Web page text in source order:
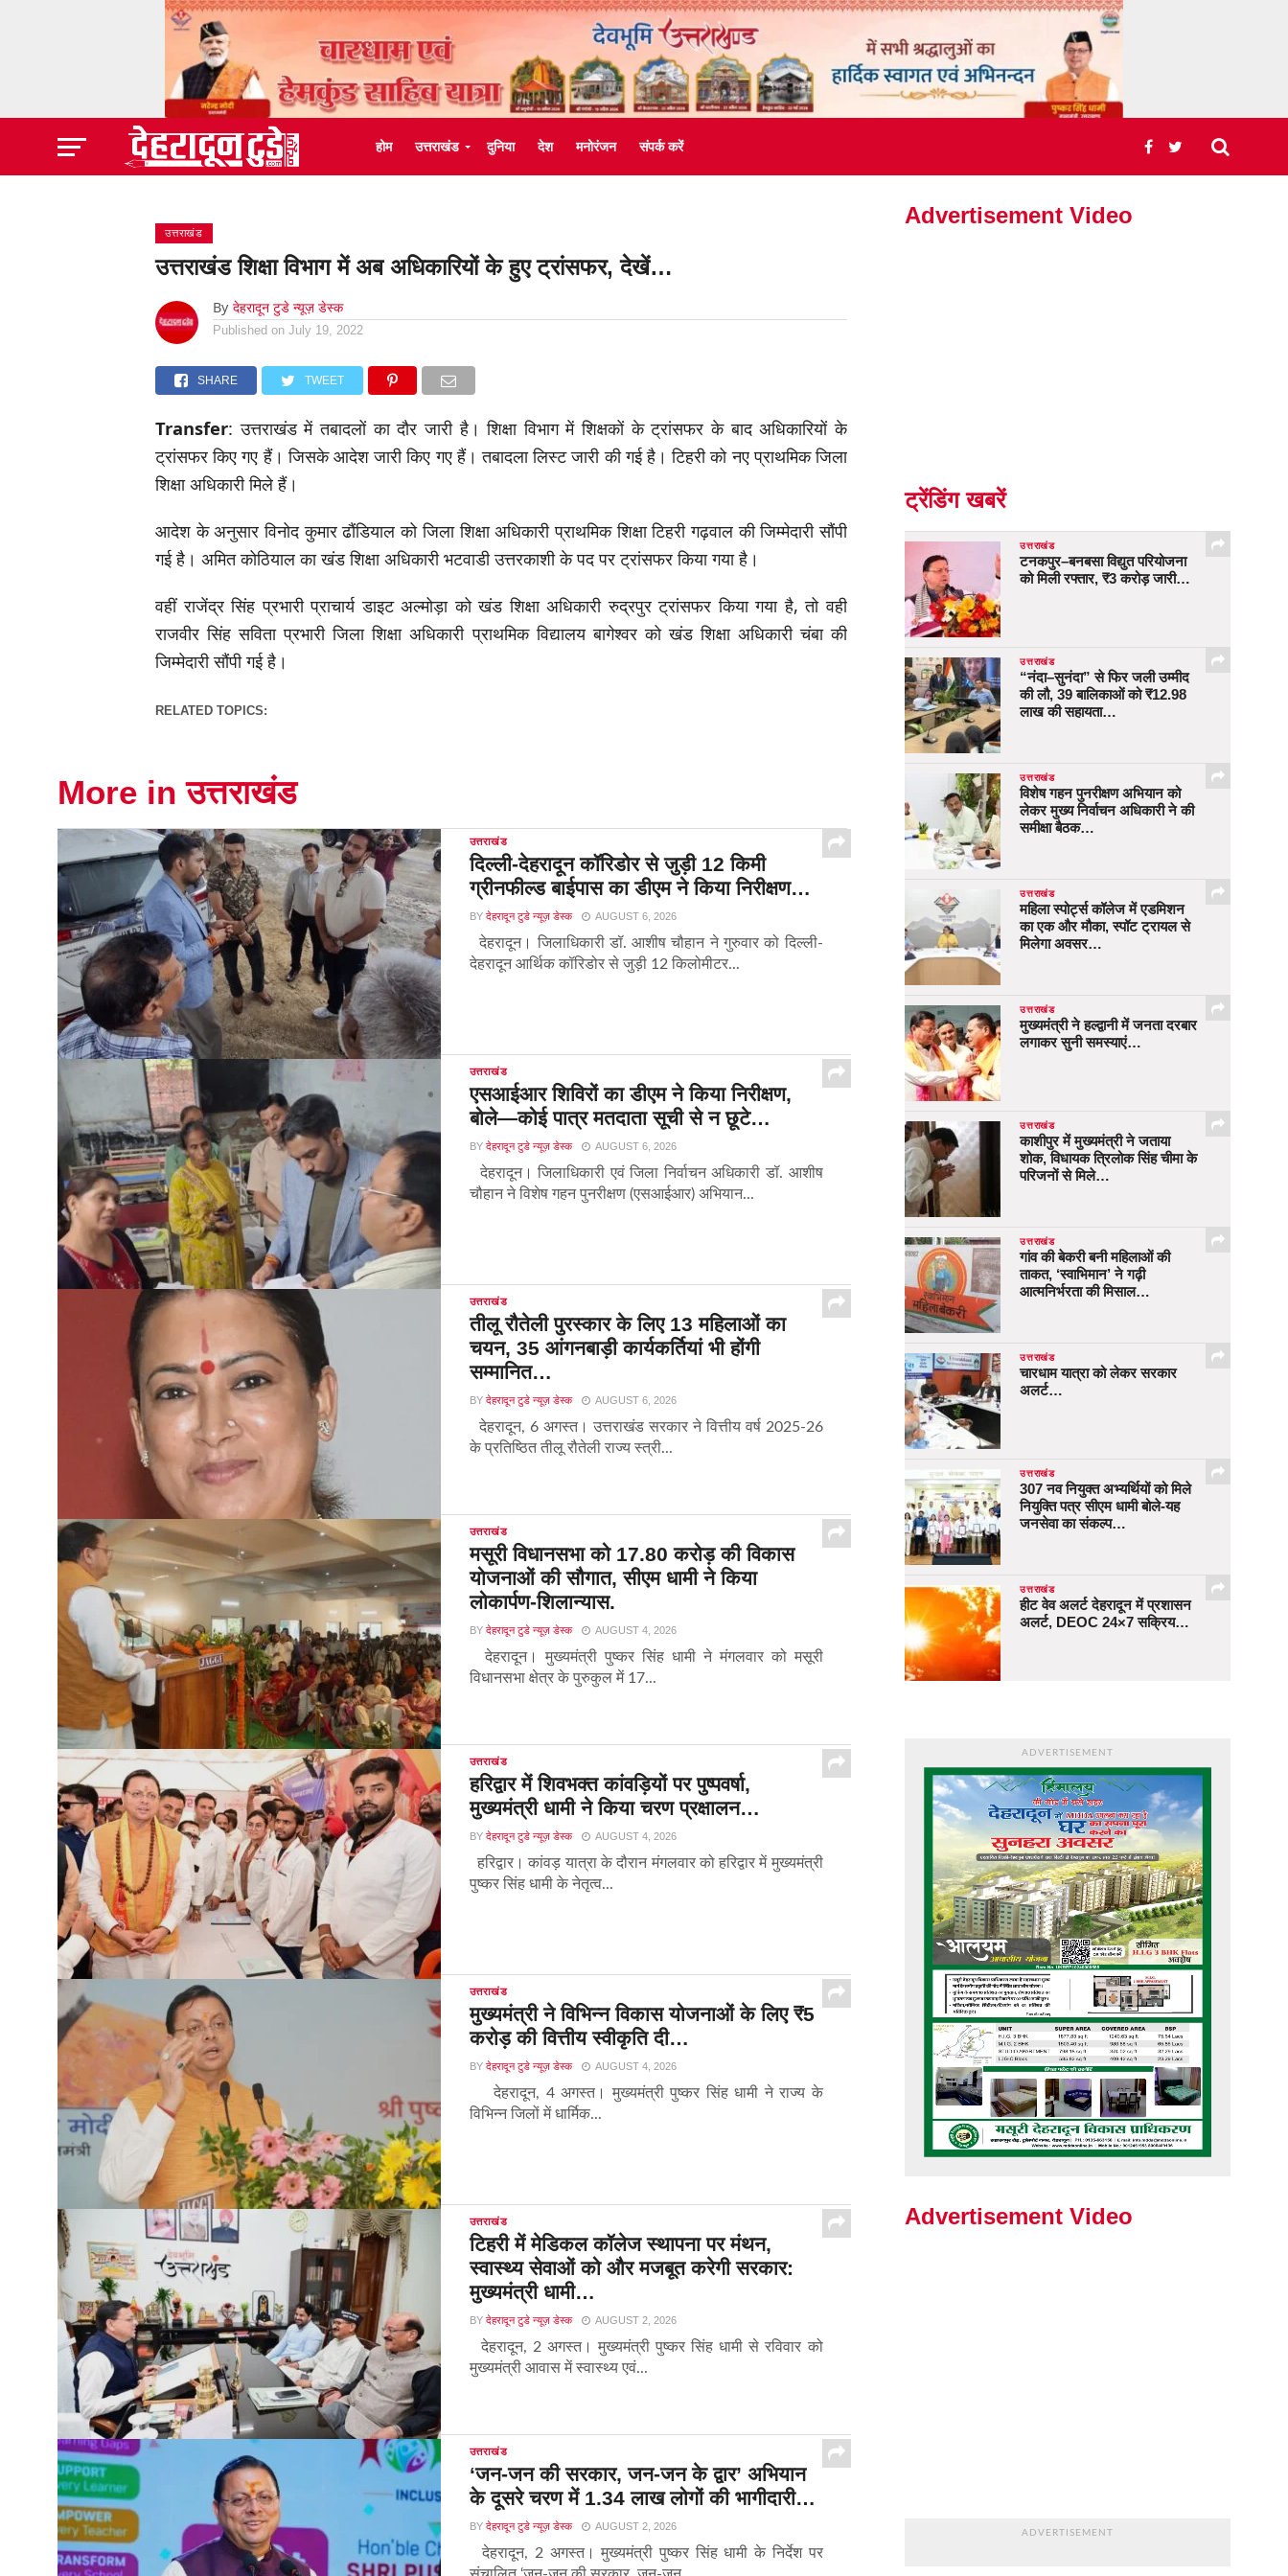
होम उत्तराखंड दुनिया देश मनोरंजन संपर्क करें
उत्तराखंड
उत्तराखंड शिक्षा विभाग में अब अधिकारियों के हुए ट्रांसफर, देखें…
By देहरादून टुडे न्यूज़ डेस्क
Published on July 19, 2022
SHARE TWEET
Transfer: उत्तराखंड में तबादलों का दौर जारी है। शिक्षा विभाग में शिक्षकों के ट्रांसफर के बाद अधिकारियों के
ट्रांसफर किए गए हैं। जिसके आदेश जारी किए गए हैं। तबादला लिस्ट जारी की गई है। टिहरी को नए प्राथमिक जिला
शिक्षा अधिकारी मिले हैं।
आदेश के अनुसार विनोद कुमार ढौंडियाल को जिला शिक्षा अधिकारी प्राथमिक शिक्षा टिहरी गढ़वाल की जिम्मेदारी सौंपी
गई है। अमित कोठियाल का खंड शिक्षा अधिकारी भटवाडी उत्तरकाशी के पद पर ट्रांसफर किया गया है।
वहीं राजेंद्र सिंह प्रभारी प्राचार्य डाइट अल्मोड़ा को खंड शिक्षा अधिकारी रुद्रपुर ट्रांसफर किया गया है, तो वही
राजवीर सिंह सविता प्रभारी जिला शिक्षा अधिकारी प्राथमिक विद्यालय बागेश्वर को खंड शिक्षा अधिकारी चंबा की
जिम्मेदारी सौंपी गई है।
RELATED TOPICS:
More in उत्तराखंड
उत्तराखंड
दिल्ली-देहरादून कॉरिडोर से जुड़ी 12 किमी
ग्रीनफील्ड बाईपास का डीएम ने किया निरीक्षण…
BY देहरादून टुडे न्यूज़ डेस्क AUGUST 6, 2026
देहरादून। जिलाधिकारी डॉ. आशीष चौहान ने गुरुवार को दिल्ली-
देहरादून आर्थिक कॉरिडोर से जुड़ी 12 किलोमीटर...
उत्तराखंड
एसआईआर शिविरों का डीएम ने किया निरीक्षण,
बोले—कोई पात्र मतदाता सूची से न छूटे…
BY देहरादून टुडे न्यूज़ डेस्क AUGUST 6, 2026
देहरादून। जिलाधिकारी एवं जिला निर्वाचन अधिकारी डॉ. आशीष
चौहान ने विशेष गहन पुनरीक्षण (एसआईआर) अभियान...
उत्तराखंड
तीलू रौतेली पुरस्कार के लिए 13 महिलाओं का
चयन, 35 आंगनबाड़ी कार्यकर्तियां भी होंगी
सम्मानित…
BY देहरादून टुडे न्यूज़ डेस्क AUGUST 6, 2026
देहरादून, 6 अगस्त। उत्तराखंड सरकार ने वित्तीय वर्ष 2025-26
के प्रतिष्ठित तीलू रौतेली राज्य स्त्री...
उत्तराखंड
मसूरी विधानसभा को 17.80 करोड़ की विकास
योजनाओं की सौगात, सीएम धामी ने किया
लोकार्पण-शिलान्यास.
BY देहरादून टुडे न्यूज़ डेस्क AUGUST 4, 2026
देहरादून। मुख्यमंत्री पुष्कर सिंह धामी ने मंगलवार को मसूरी
विधानसभा क्षेत्र के पुरुकुल में 17...
उत्तराखंड
हरिद्वार में शिवभक्त कांवड़ियों पर पुष्पवर्षा,
मुख्यमंत्री धामी ने किया चरण प्रक्षालन…
BY देहरादून टुडे न्यूज़ डेस्क AUGUST 4, 2026
हरिद्वार। कांवड़ यात्रा के दौरान मंगलवार को हरिद्वार में मुख्यमंत्री
पुष्कर सिंह धामी के नेतृत्व...
उत्तराखंड
मुख्यमंत्री ने विभिन्न विकास योजनाओं के लिए ₹5
करोड़ की वित्तीय स्वीकृति दी…
BY देहरादून टुडे न्यूज़ डेस्क AUGUST 4, 2026
देहरादून, 4 अगस्त। मुख्यमंत्री पुष्कर सिंह धामी ने राज्य के
विभिन्न जिलों में धार्मिक...
उत्तराखंड
टिहरी में मेडिकल कॉलेज स्थापना पर मंथन,
स्वास्थ्य सेवाओं को और मजबूत करेगी सरकार:
मुख्यमंत्री धामी…
BY देहरादून टुडे न्यूज़ डेस्क AUGUST 2, 2026
देहरादून, 2 अगस्त। मुख्यमंत्री पुष्कर सिंह धामी से रविवार को
मुख्यमंत्री आवास में स्वास्थ्य एवं...
उत्तराखंड
‘जन-जन की सरकार, जन-जन के द्वार’ अभियान
के दूसरे चरण में 1.34 लाख लोगों की भागीदारी…
BY देहरादून टुडे न्यूज़ डेस्क AUGUST 2, 2026
देहरादून, 2 अगस्त। मुख्यमंत्री पुष्कर सिंह धामी के निर्देश पर
Advertisement Video
ट्रेंडिंग खबरें
उत्तराखंड
टनकपुर–बनबसा विद्युत परियोजना
को मिली रफ्तार, ₹3 करोड़ जारी…
उत्तराखंड
“नंदा–सुनंदा” से फिर जली उम्मीद
की लौ, 39 बालिकाओं को ₹12.98
लाख की सहायता…
उत्तराखंड
विशेष गहन पुनरीक्षण अभियान को
लेकर मुख्य निर्वाचन अधिकारी ने की
समीक्षा बैठक…
उत्तराखंड
महिला स्पोर्ट्स कॉलेज में एडमिशन
का एक और मौका, स्पॉट ट्रायल से
मिलेगा अवसर…
उत्तराखंड
मुख्यमंत्री ने हल्द्वानी में जनता दरबार
लगाकर सुनी समस्याएं…
उत्तराखंड
काशीपुर में मुख्यमंत्री ने जताया
शोक, विधायक त्रिलोक सिंह चीमा के
परिजनों से मिले…
उत्तराखंड
गांव की बेकरी बनी महिलाओं की
ताकत, ‘स्वाभिमान’ ने गढ़ी
आत्मनिर्भरता की मिसाल…
उत्तराखंड
चारधाम यात्रा को लेकर सरकार
अलर्ट…
उत्तराखंड
307 नव नियुक्त अभ्यर्थियों को मिले
नियुक्ति पत्र सीएम धामी बोले-यह
जनसेवा का संकल्प…
उत्तराखंड
हीट वेव अलर्ट देहरादून में प्रशासन
अलर्ट, DEOC 24×7 सक्रिय…
ADVERTISEMENT
Advertisement Video
ADVERTISEMENT